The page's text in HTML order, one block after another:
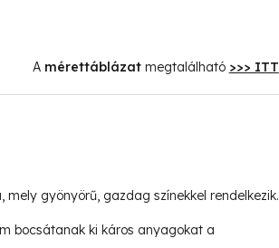
A mérettáblázat megtalálható >>> ITT
gyönyörű, gazdag színekkel rendelkezik.
bocsátanak ki káros anyagokat a